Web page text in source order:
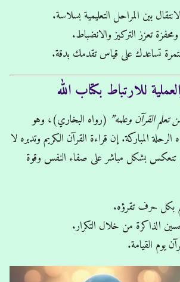
بين المراحل التعليمية بسلاسة.
ومحفزة تعزز التركيز والانضباط.
تساعدك على قياس تقدمك بدقة.
للارتباط بكتاب الله
تعلم القرآن وعلمه” (رواه البخاري)، وهو
المباركة. إن قراءة القرآن الكريم وتدبره لا
بشكل مباشر على صفاء النفس وقوة
بكل حرف تقرؤه.
الذاكرة من خلال التكرار.
يوم القيامة.